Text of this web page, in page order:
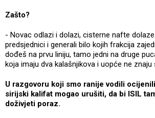
Zašto?
- Novac odlazi i dolazi, cisterne nafte
predsjednici i generali bilo kojih frakcija
dođeš na prvu liniju, tamo jedni na druge
koja imaju dva kalašnjikova i uopće ne znaju
U razgovoru koji smo ranije vodili
sirijski kalifat mogao urušiti, da bi ISIL
doživjeti poraz.